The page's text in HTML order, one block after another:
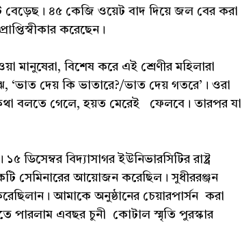
৪৫ কেজি ওয়েট বাদ দিয়ে জল বের করা
করেছেন।
মানুষেরা, বিশেষ করে এই শ্রেণীর মহিলারা
দেয় কি ভাতারে?/ভাত দেয় গতরে’। ওরা
কথা বলতে গেলে, হয়ত মেরেই ফেলবে। তারপর যা
বিদ্যাসাগর ইউনিভারসিটির রাষ্ট্র
সেমিনারের আয়োজন করেছিল। সুধীররঞ্জন
আমাকে অনুষ্ঠানের চেয়ারপার্সন করা
এবছর চুনী কোটাল স্মৃতি পুরস্কার